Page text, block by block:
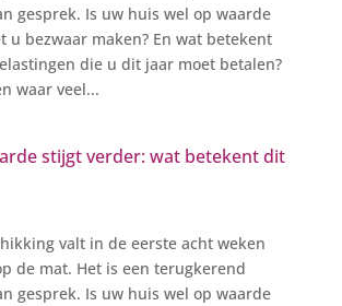
gesprek. Is uw huis wel op waarde
u bezwaar maken? En wat betekent
die u dit jaar moet betalen?
waar veel...
stijgt verder: wat betekent dit
valt in de eerste acht weken
de mat. Het is een terugkerend
gesprek. Is uw huis wel op waarde